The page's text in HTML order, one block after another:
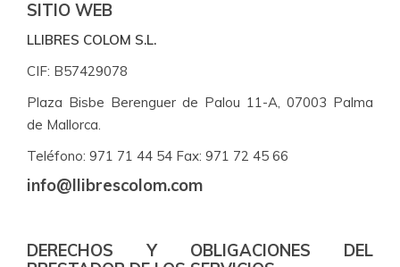
SITIO WEB
LLIBRES COLOM S.L.
CIF: B57429078
Plaza Bisbe Berenguer de Palou 11-A, 07003 Palma
de Mallorca.
Teléfono: 971 71 44 54 Fax: 971 72 45 66
info@llibrescolom.com
DERECHOS Y OBLIGACIONES DEL